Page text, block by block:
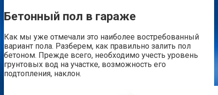
Бетонный пол в гараже
Как мы уже отмечали это наиболее востребованный
вариант пола. Разберем, как правильно залить пол
бетоном. Прежде всего, необходимо учесть уровень
грунтовых вод на участке, возможность его
подтопления, наклон.